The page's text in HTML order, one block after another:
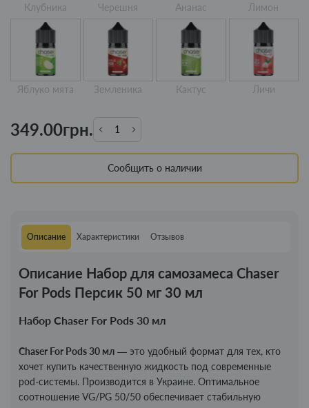
Клубника Черешня Ананас Лимон
Яблуко мята Земленика Кактус Личи
349.00грн.
Сообщить о наличии
Описание Характеристики Отзывов
Описание Набор для самозамеса Chaser
For Pods Персик 50 мг 30 мл
Набор Chaser For Pods 30 мл
Chaser For Pods 30 мл — это удобный формат для тех, кто
хочет купить качественную жидкость под современные
pod-системы. Производится в Украине. Оптимальное
соотношение VG/PG 50/50 обеспечивает стабильную